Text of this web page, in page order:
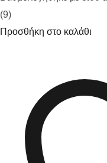
(9)
Προσθήκη στο καλάθι